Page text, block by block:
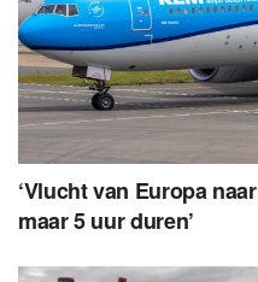
‘Vlucht van Europa
maar 5 uur duren’